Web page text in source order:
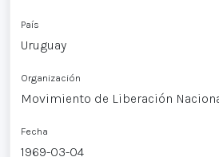
País
Uruguay
Organización
Movimiento de Liberación
Fecha
1969-03-04